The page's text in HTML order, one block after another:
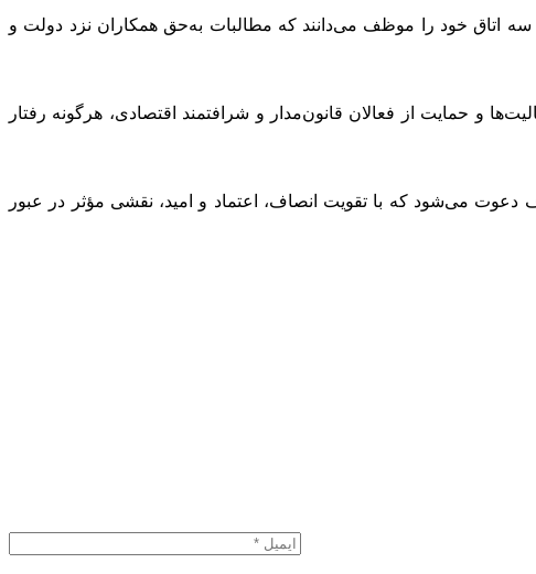
سه اتاق خود را موظف می‌دانند که مطالبات به‌حق همکاران نزد دولت و
و حمایت از فعالان قانون‌مدار و شرافتمند اقتصادی، هرگونه رفتار
دعوت می‌شود که با تقویت انصاف، اعتماد و امید، نقشی مؤثر در عبور